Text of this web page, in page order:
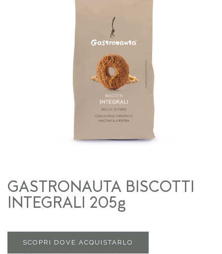
GASTRONAUTA BISCOTTI
INTEGRALI 205g
SCOPRI DOVE ACQUISTARLO